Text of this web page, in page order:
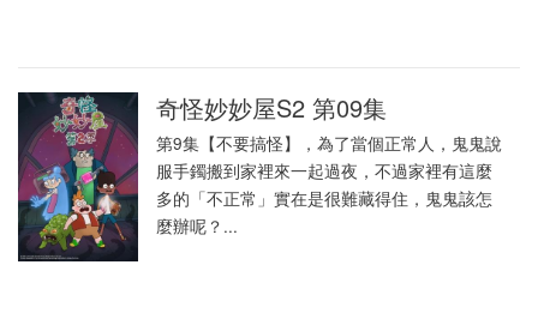
奇怪妙妙屋S2 第09集
第9集【不要搞怪】，為了當個正常人，鬼鬼說
服手鐲搬到家裡來一起過夜，不過家裡有這麼
多的「不正常」實在是很難藏得住，鬼鬼該怎
麼辦呢？...